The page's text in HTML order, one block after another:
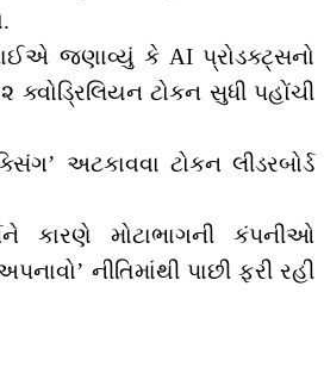
જણાવ્યું કે AI પ્રોડક્ટ્સનો
ક્વોડ્રિલિયન ટોકન સુધી પહોંચી
અટકાવવા ટોકન લીડરબોર્ડ
કારણે મોટાભાગની કંપનીઓ
નીતિમાંથી પાછી ફરી રહી